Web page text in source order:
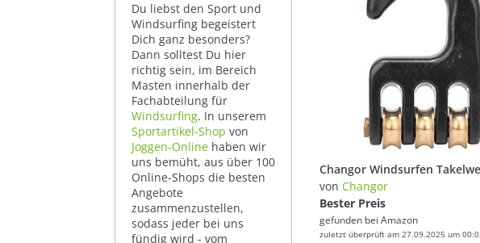
Du liebst den Sport und
Windsurfing begeistert
Dich ganz besonders?
Dann solltest Du hier
richtig sein, im Bereich
Masten innerhalb der
Fachabteilung für
Windsurfing. In unserem
Sportartikel-Shop von
Joggen-Online haben wir
uns bemüht, aus über 100
Online-Shops die besten
Angebote
zusammenzustellen,
sodass jeder bei uns
fündig wird - vom
von Changor
Bester Preis
gefunden bei Amazon
zuletzt überprüft am 27.09.2025 um